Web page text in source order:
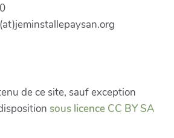
de ce site, sauf exception
sous licence CC BY SA